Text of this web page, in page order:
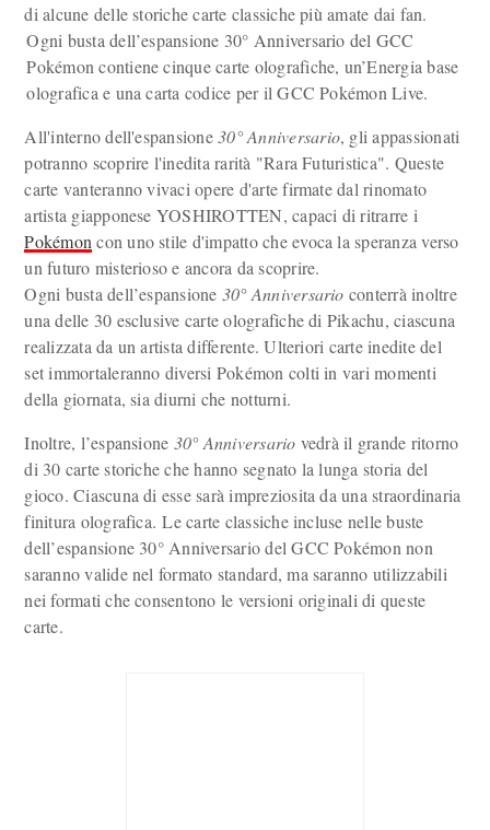
di alcune delle storiche carte classiche più amate dai fan.
Ogni busta dell’espansione 30° Anniversario del GCC
Pokémon contiene cinque carte olografiche, un’Energia base
olografica e una carta codice per il GCC Pokémon Live.
All'interno dell'espansione30° Anniversario, gli appassionati
potranno scoprire l'inedita rarità "Rara Futuristica". Queste
carte vanteranno vivaci opere d'arte firmate dal rinomato
artista giapponese YOSHIROTTEN, capaci di ritrarre i
Pokémon con uno stile d'impatto che evoca la speranza verso
un futuro misterioso e ancora da scoprire.
Ogni busta dell’espansione 30° Anniversario conterrà inoltre
una delle 30 esclusive carte olografiche di Pikachu, ciascuna
realizzata da un artista differente. Ulteriori carte inedite del
set immortaleranno diversi Pokémon colti in vari momenti
della giornata, sia diurni che notturni.
Inoltre, l’espansione 30° Anniversario vedrà il grande ritorno
di 30 carte storiche che hanno segnato la lunga storia del
gioco. Ciascuna di esse sarà impreziosita da una straordinaria
finitura olografica.Le carte classiche incluse nelle buste
dell’espansione 30° Anniversario del GCC Pokémon non
saranno valide nel formato standard, ma saranno utilizzabili
nei formati che consentono le versioni originali di queste
carte.